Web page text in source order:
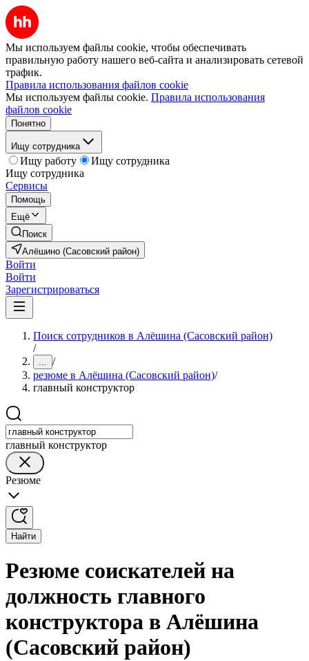
Мы используем файлы cookie, чтобы обеспечивать
правильную работу нашего веб-сайта и анализировать сетевой
трафик.
Правила использования файлов cookie
Мы используем файлы cookie. Правила использования
файлов cookie
Понятно
Ищу сотрудника
Ищу работу
Ищу сотрудника
Ищу сотрудника
Сервисы
Помощь
Ещё
Поиск
Алёшино (Сасовский район)
Войти
Войти
Зарегистрироваться
Поиск сотрудников в Алёшина (Сасовский район)
/
... /
резюме в Алёшина (Сасовский район)/
главный конструктор
главный конструктор
Резюме
Найти
Резюме соискателей на
должность главного
конструктора в Алёшина
(Сасовский район)